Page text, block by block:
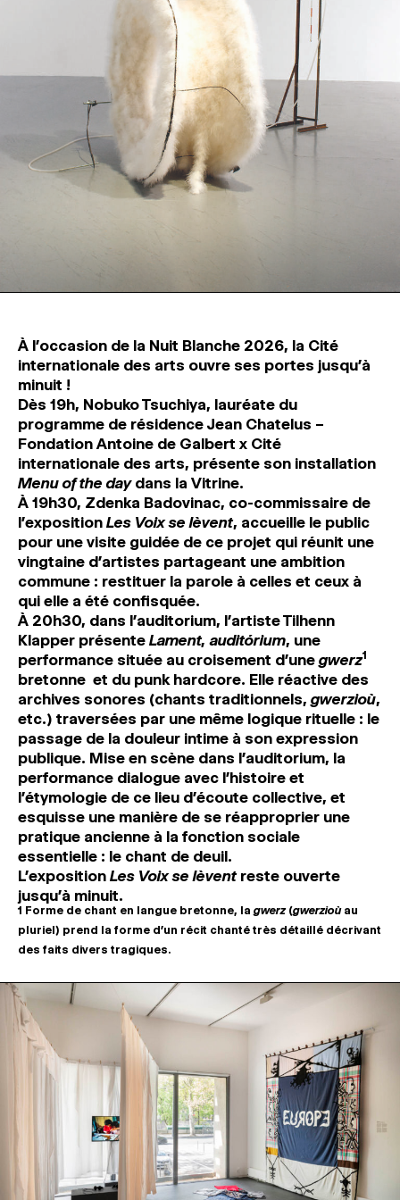
ESPACES DE PRATIQUE ARTISTIQUE ↓
Recherche
Connexion
↓
À l’occasion de la Nuit Blanche 2026, la Cité
internationale des arts ouvre ses portes jusqu’à
minuit !
Dès 19h, Nobuko Tsuchiya, lauréate du
programme de résidence Jean Chatelus –
Fondation Antoine de Galbert x Cité
internationale des arts, présente son installation
Menu of the day dans la Vitrine.
À 19h30, Zdenka Badovinac, co-commissaire de
l’exposition Les Voix se lèvent, accueille le public
pour une visite guidée de ce projet qui réunit une
vingtaine d’artistes partageant une ambition
commune : restituer la parole à celles et ceux à
qui elle a été confisquée.
À 20h30, dans l’auditorium, l’artiste Tilhenn
Klapper présente Lament, auditórium, une
performance située au croisement d’une gwerz1
bretonne et du punk hardcore. Elle réactive des
archives sonores (chants traditionnels, gwerzioù,
etc.) traversées par une même logique rituelle : le
passage de la douleur intime à son expression
publique. Mise en scène dans l’auditorium, la
performance dialogue avec l’histoire et
l’étymologie de ce lieu d’écoute collective, et
esquisse une manière de se réapproprier une
pratique ancienne à la fonction sociale
essentielle : le chant de deuil.
L’exposition Les Voix se lèventreste ouverte
jusqu’à minuit.
1 Forme de chant en langue bretonne, la gwerz(gwerzioùau
pluriel) prend la forme d’un récit chanté très détaillé décrivant
des faits divers tragiques.